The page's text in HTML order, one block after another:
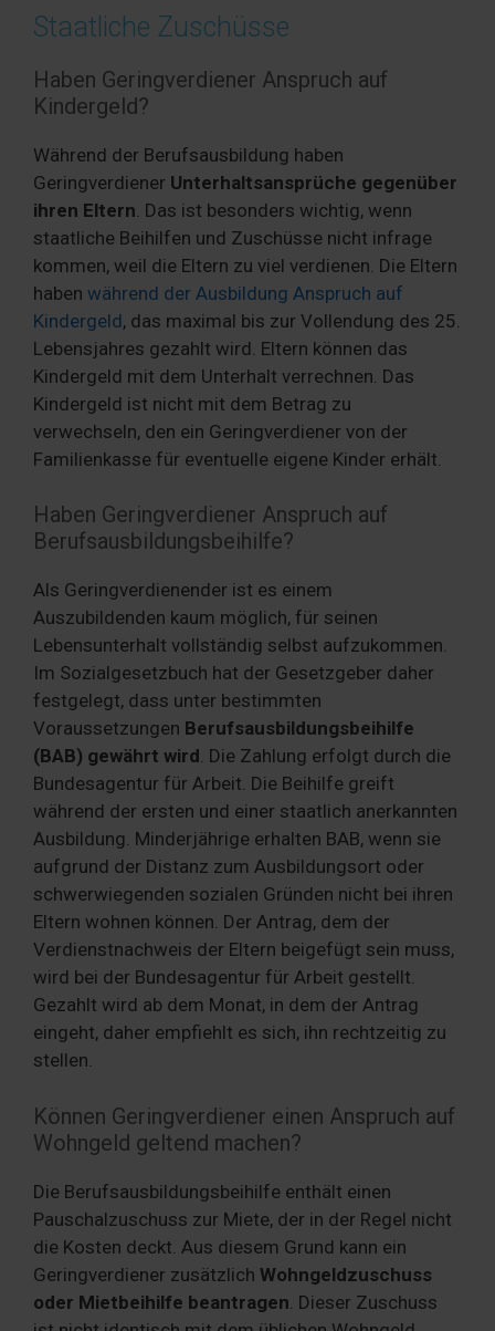
Staatliche Zuschüsse
Haben Geringverdiener Anspruch auf
Kindergeld?
Während der Berufsausbildung haben
Geringverdiener Unterhaltsansprüche gegenüber
ihren Eltern . Das ist besonders wichtig, wenn
staatliche Beihilfen und Zuschüsse nicht infrage
kommen, weil die Eltern zu viel verdienen. Die Eltern
haben während der Ausbildung Anspruch auf
Kindergeld, das maximal bis zur Vollendung des 25.
Lebensjahres gezahlt wird. Eltern können das
Kindergeld mit dem Unterhalt verrechnen. Das
Kindergeld ist nicht mit dem Betrag zu
verwechseln, den ein Geringverdiener von der
Familienkasse für eventuelle eigene Kinder erhält.
Haben Geringverdiener Anspruch auf
Berufsausbildungsbeihilfe?
Als Geringverdienender ist es einem
Auszubildenden kaum möglich, für seinen
Lebensunterhalt vollständig selbst aufzukommen.
Im Sozialgesetzbuch hat der Gesetzgeber daher
festgelegt, dass unter bestimmten
Voraussetzungen Berufsausbildungsbeihilfe
(BAB) gewährt wird. Die Zahlung erfolgt durch die
Bundesagentur für Arbeit. Die Beihilfe greift
während der ersten und einer staatlich anerkannten
Ausbildung. Minderjährige erhalten BAB, wenn sie
aufgrund der Distanz zum Ausbildungsort oder
schwerwiegenden sozialen Gründen nicht bei ihren
Eltern wohnen können. Der Antrag, dem der
Verdienstnachweis der Eltern beigefügt sein muss,
wird bei der Bundesagentur für Arbeit gestellt.
Gezahlt wird ab dem Monat, in dem der Antrag
eingeht, daher empfiehlt es sich, ihn rechtzeitig zu
stellen.
Können Geringverdiener einen Anspruch auf
Wohngeld geltend machen?
Die Berufsausbildungsbeihilfe enthält einen
Pauschalzuschuss zur Miete, der in der Regel nicht
die Kosten deckt. Aus diesem Grund kann ein
Geringverdiener zusätzlich Wohngeldzuschuss
oder Mietbeihilfe beantragen . Dieser Zuschuss